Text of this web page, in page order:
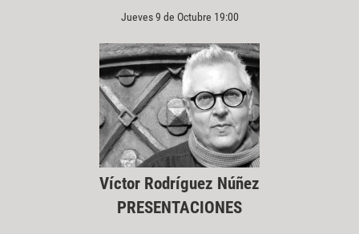
Jueves 9 de Octubre 19:00
Víctor Rodríguez Núñez
PRESENTACIONES